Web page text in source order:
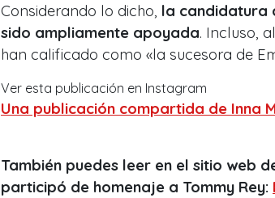
Considerando lo dicho, la candidatura
sido ampliamente apoyada. Incluso,
han calificado como «la sucesora de
Ver esta publicación en Instagram
Una publicación compartida de Inna
También puedes leer en el sitio web
participó de homenaje a Tommy Rey: